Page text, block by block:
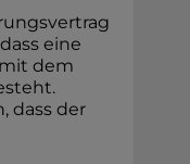
eine
dem
dass der